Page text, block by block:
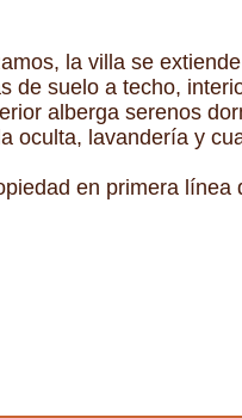
la villa se
de suelo a techo,
alberga serenos
oculta, lavandería y
en primera